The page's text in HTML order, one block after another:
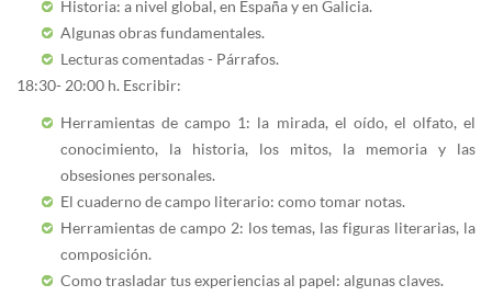
Historia: a nivel global, en España y en Galicia.
Algunas obras fundamentales.
Lecturas comentadas - Párrafos.
18:30- 20:00 h. Escribir:
Herramientas de campo 1: la mirada, el oído, el olfato, el
conocimiento, la historia, los mitos, la memoria y las
obsesiones personales.
El cuaderno de campo literario: como tomar notas.
Herramientas de campo 2: los temas, las figuras literarias, la
composición.
Como trasladar tus experiencias al papel: algunas claves.